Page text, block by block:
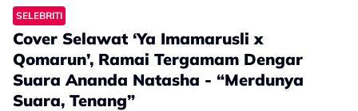
lelah untuk berusaha berbuat baik,” pesannya.
SELEBRITI
Cover Selawat ‘Ya Imamarusli x
Qomarun’, Ramai Tergamam Dengar
Suara Ananda Natasha - “Merdunya
Suara, Tenang”